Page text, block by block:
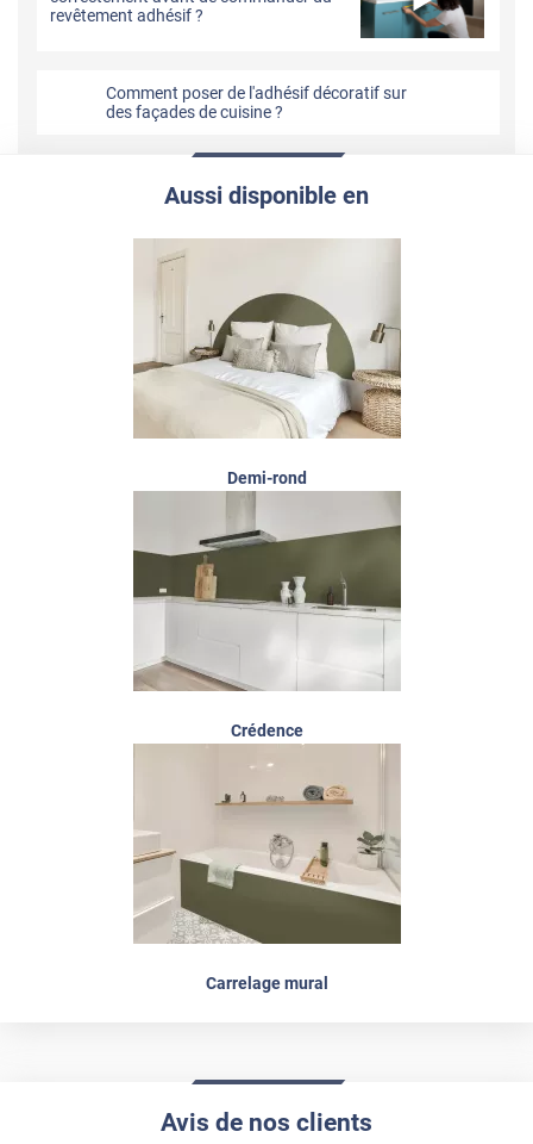
revêtement adhésif ?
Comment poser de l'adhésif décoratif sur
des façades de cuisine ?
Aussi disponible en
Demi-rond
Crédence
Carrelage mural
Avis de nos clients